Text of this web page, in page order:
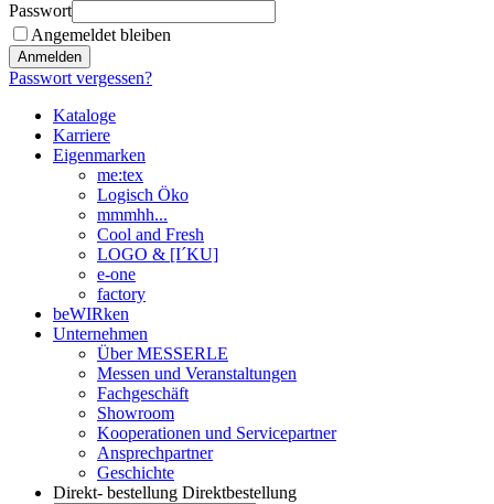
Passwort
Angemeldet bleiben
Anmelden
Passwort vergessen?
Kataloge
Karriere
Eigenmarken
me:tex
Logisch Öko
mmmhh...
Cool and Fresh
LOGO & [I´KU]
e-one
factory
beWIRken
Unternehmen
Über MESSERLE
Messen und Veranstaltungen
Fachgeschäft
Showroom
Kooperationen und Servicepartner
Ansprechpartner
Geschichte
Direkt- bestellung Direktbestellung